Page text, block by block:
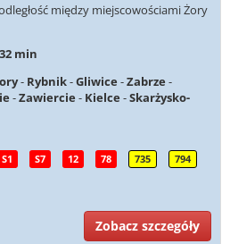
między miejscowościami Żory
min
- Rybnik-Gliwice -Zabrze -
-Zawiercie - Kielce -Skarżysko-
S1 S7 12 78 735 794
Zobacz szczegóły